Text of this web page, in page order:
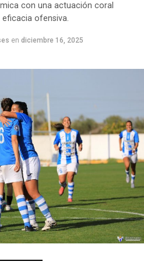
con una actuación coral
ofensiva.
en diciembre 16, 2025